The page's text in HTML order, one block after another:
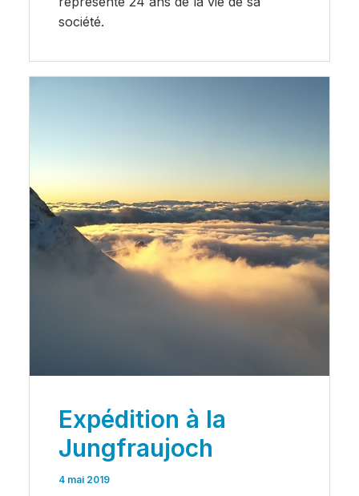
société.
Expédition à la
Jungfraujoch
4 mai 2019